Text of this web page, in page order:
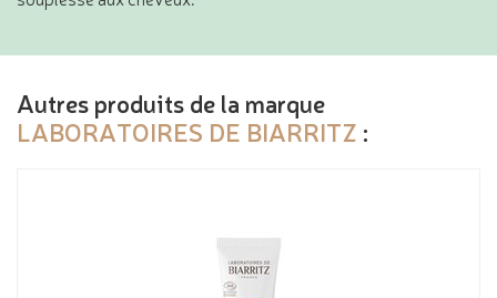
Autres produits de la marque
LABORATOIRES DE BIARRITZ :